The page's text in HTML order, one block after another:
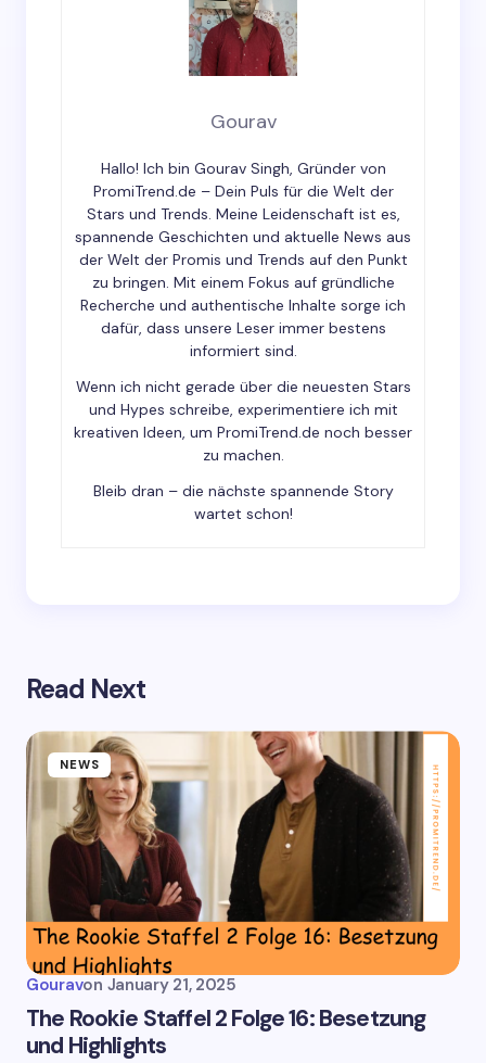
Your Comment *
Save my name and email in this browser for the
Submit Comment
Gourav
Hallo! Ich bin Gourav Singh, Gründer von
PromiTrend.de – Dein Puls für die Welt der
Stars und Trends. Meine Leidenschaft ist es,
spannende Geschichten und aktuelle News aus
der Welt der Promis und Trends auf den Punkt
zu bringen. Mit einem Fokus auf gründliche
Recherche und authentische Inhalte sorge ich
dafür, dass unsere Leser immer bestens
informiert sind.
Wenn ich nicht gerade über die neuesten Stars
und Hypes schreibe, experimentiere ich mit
kreativen Ideen, um PromiTrend.de noch besser
zu machen.
Bleib dran – die nächste spannende Story
wartet schon!
Read Next
NEWS
Gouravon January 21, 2025
The Rookie Staffel 2 Folge 16: Besetzung
und Highlights